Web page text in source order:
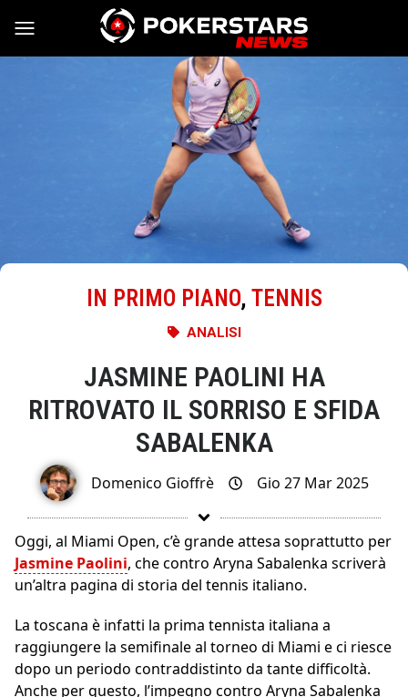
Vai al contenuto
IN PRIMO PIANO, TENNIS
ANALISI
JASMINE PAOLINI HA
RITROVATO IL SORRISO E SFIDA
SABALENKA
Domenico Gioffrè Gio 27 Mar 2025
Oggi, al Miami Open, c’è grande attesa soprattutto per
Jasmine Paolini, che contro Aryna Sabalenka scriverà
un’altra pagina di storia del tennis italiano.
La toscana è infatti la prima tennista italiana a
raggiungere la semifinale al torneo di Miami e ci riesce
dopo un periodo contraddistinto da tante difficoltà.
Anche per questo, l’impegno contro Aryna Sabalenka